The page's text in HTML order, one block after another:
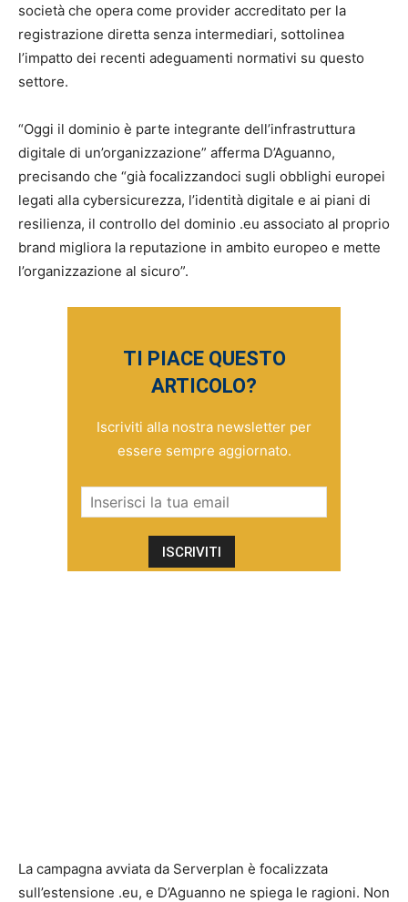
società che opera come provider accreditato per la
registrazione diretta senza intermediari, sottolinea
l’impatto dei recenti adeguamenti normativi su questo
settore.
“Oggi il dominio è parte integrante dell’infrastruttura
digitale di un’organizzazione” afferma D’Aguanno,
precisando che “già focalizzandoci sugli obblighi europei
legati alla cybersicurezza, l’identità digitale e ai piani di
resilienza, il controllo del dominio .eu associato al proprio
brand migliora la reputazione in ambito europeo e mette
l’organizzazione al sicuro”.
TI PIACE QUESTO
ARTICOLO?
Iscriviti alla nostra newsletter per
essere sempre aggiornato.
La campagna avviata da Serverplan è focalizzata
sull’estensione .eu, e D’Aguanno ne spiega le ragioni. Non